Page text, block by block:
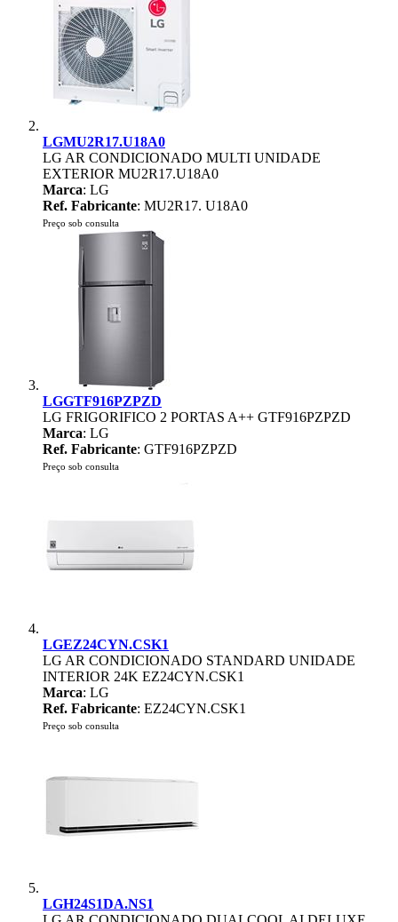
LGMU2R17.U18A0
LG AR CONDICIONADO MULTI UNIDADE
EXTERIOR MU2R17.U18A0
Marca: LG
Ref. Fabricante: MU2R17. U18A0
Preço sob consulta
LGGTF916PZPZD
LG FRIGORIFICO 2 PORTAS A++ GTF916PZPZD
Marca: LG
Ref. Fabricante: GTF916PZPZD
Preço sob consulta
LGEZ24CYN.CSK1
LG AR CONDICIONADO STANDARD UNIDADE
INTERIOR 24K EZ24CYN.CSK1
Marca: LG
Ref. Fabricante: EZ24CYN.CSK1
Preço sob consulta
LGH24S1DA.NS1